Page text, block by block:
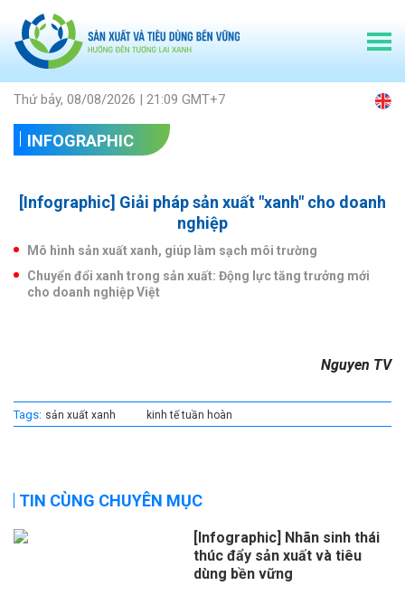
Thứ bảy, 08/08/2026 | 21:09 GMT+7
INFOGRAPHIC
[Infographic] Giải pháp sản xuất "xanh" cho doanh
nghiệp
Mô hình sản xuất xanh, giúp làm sạch môi trường
Chuyển đổi xanh trong sản xuất: Động lực tăng trưởng mới
cho doanh nghiệp Việt
Nguyen TV
Tags: sản xuất xanh kinh tế tuần hoàn
TIN CÙNG CHUYÊN MỤC
[Infographic] Nhãn sinh thái
thúc đẩy sản xuất và tiêu
dùng bền vững